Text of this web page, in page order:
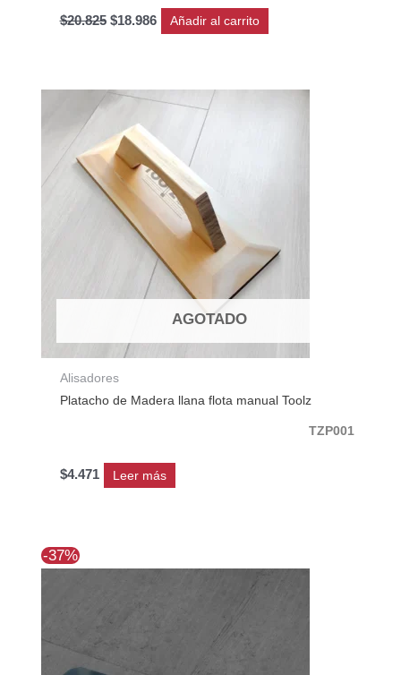
$20.825 $18.986 Añadir al carrito
AGOTADO
Alisadores
Platacho de Madera llana flota manual Toolz
TZP001
$4.471 Leer más
-37%
precio
era:
$215.723.
precio
$136.053.